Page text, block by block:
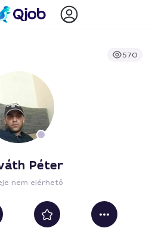
570
Péter
nem elérhető